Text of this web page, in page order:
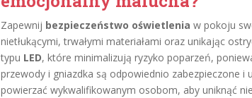
Zapewnij bezpieczeństwo oświetlenia w pokoju
nietłukącymi, trwałymi materiałami oraz unikając
typu LED, które minimalizują ryzyko poparzeń,
przewody i gniazdka są odpowiednio zabezpieczone i
powierzać wykwalifikowanym osobom, aby uniknąć